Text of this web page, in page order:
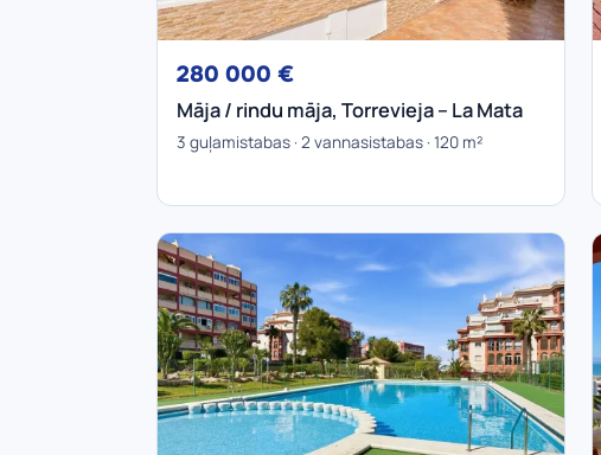
280 000 €
Māja / rindu māja, Torrevieja – La Mata
3 guļamistabas · 2 vannasistabas · 120 m²